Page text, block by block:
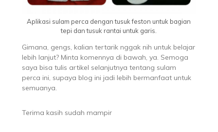
Aplikasi sulam perca dengan tusuk feston untuk bagian
tepi dan tusuk rantai untuk garis.
Gimana, gengs, kalian tertarik nggak nih untuk belajar
lebih lanjut? Minta komennya di bawah, ya. Semoga
saya bisa tulis artikel selanjutnya tentang sulam
perca ini, supaya blog ini jadi lebih bermanfaat untuk
semuanya.
Terima kasih sudah mampir